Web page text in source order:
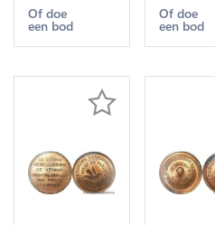
Paris
Céleste
MS65 GEM
Of doe
een bod
Paris
Vauban
MS64
Of doe
een bod